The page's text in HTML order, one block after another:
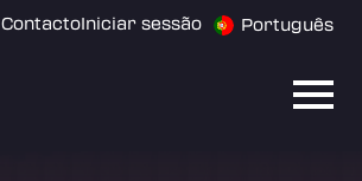
ContactoIniciar sessão Português